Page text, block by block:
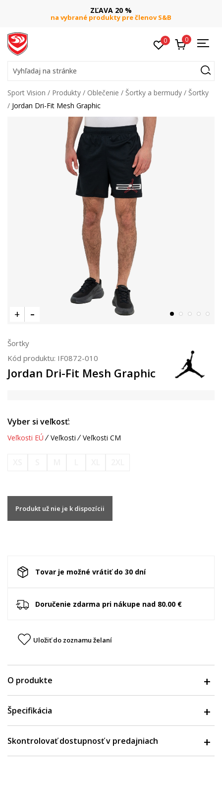
ZĽAVA 20 %
na vybrané produkty pre členov S&B
0 0
Vyhľadaj na stránke
Sport Vision Produkty Oblečenie Šortky a bermudy
Šortky
Jordan Dri-Fit Mesh Graphic
Šortky
Kód produktu: IF0872-010
Jordan Dri-Fit Mesh Graphic
Vyber si veľkosť:
Veľkosti EÚ Veľkosti Veľkosti CM
Produkt už nie je k dispozícii
Tovar je možné vrátiť do 30 dní
Doručenie zdarma pri nákupe nad 80.00 €
Uložiť do zoznamu želaní
O produkte
Špecifikácia
Skontrolovať dostupnosť v predajniach